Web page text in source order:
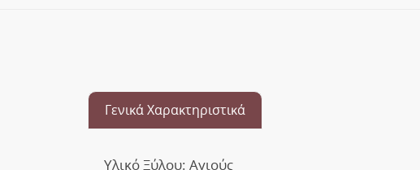
Γενικά Χαρακτηριστικά
Υλικό Ξύλου: Αγιούς